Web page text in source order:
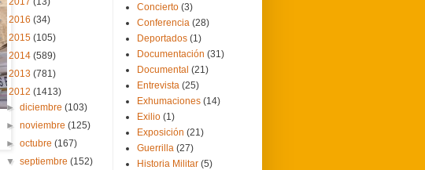
2016 (34)
2015 (105)
2014 (589)
2013 (781)
2012 (1413)
►diciembre(103)
►noviembre(125)
►octubre(167)
▼septiembre(152)
Concierto (3)
Conferencia (28)
Deportados (1)
Documentación (31)
Documental (21)
Entrevista (25)
Exhumaciones (14)
Exilio (1)
Exposición (21)
Guerrilla (27)
Historia Militar (5)